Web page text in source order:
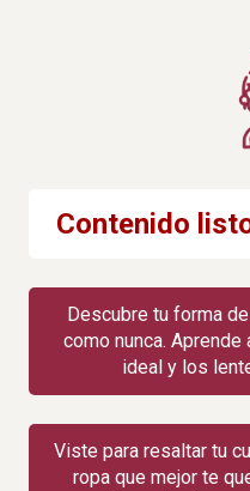
Contenido
Descubre tu forma
como nunca.
ideal y los
Viste para resaltar tu
ropa que mejor te